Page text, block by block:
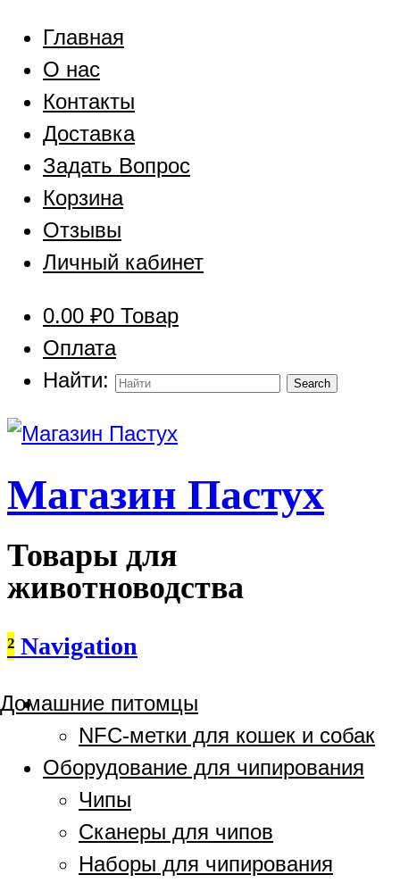
Главная
О нас
Контакты
Доставка
Задать Вопрос
Корзина
Отзывы
Личный кабинет
0.00 ₽0 Товар
Оплата
Найти:
Магазин Пастух
Товары для
животноводства
² Navigation
Домашние питомцы
NFC-метки для кошек и собак
Оборудование для чипирования
Чипы
Сканеры для чипов
Наборы для чипирования